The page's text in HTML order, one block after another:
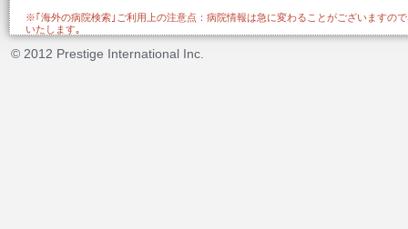
※｢海外の病院検索｣ご利用上の注意点：病院情報は急に変わることがございますの
いたします｡
© 2012 Prestige International Inc.